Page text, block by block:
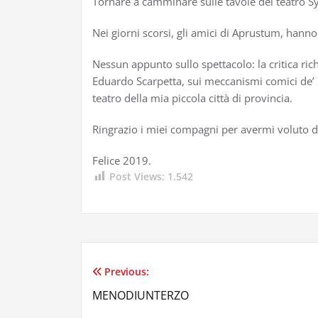
Nei giorni scorsi, gli amici di Aprustum,
Nessun appunto sullo spettacolo: la critica
Eduardo Scarpetta, sui meccanismi comici de’
teatro della mia piccola città di provincia.
Ringrazio i miei compagni per avermi voluto
Felice 2019.
Post Views: 1.542
Navigazione
Previous:
MENODIUNTERZO